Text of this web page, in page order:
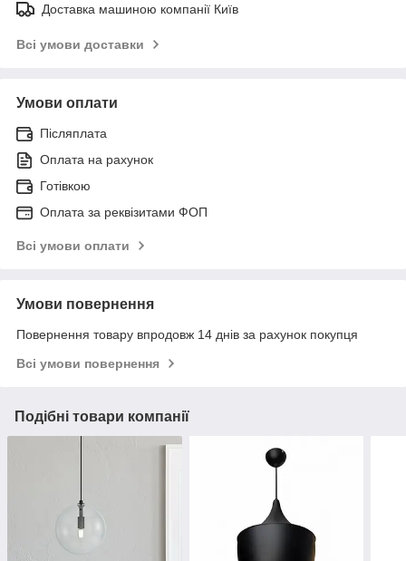
Доставка машиною компанії Київ
Всі умови доставки
Умови оплати
Післяплата
Оплата на рахунок
Готівкою
Оплата за реквізитами ФОП
Всі умови оплати
Умови повернення
Повернення товару впродовж 14 днів за рахунок покупця
Всі умови повернення
Подібні товари компанії